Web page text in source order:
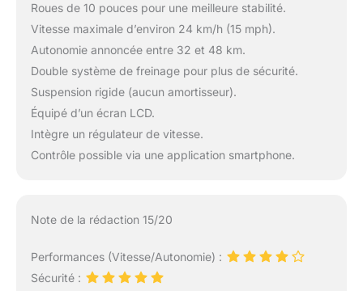
Roues de 10 pouces pour une meilleure stabilité.
Vitesse maximale d’environ 24 km/h (15 mph).
Autonomie annoncée entre 32 et 48 km.
Double système de freinage pour plus de sécurité.
Suspension rigide (aucun amortisseur).
Équipé d’un écran LCD.
Intègre un régulateur de vitesse.
Contrôle possible via une application smartphone.
Note de la rédaction 15/20
Performances (Vitesse/Autonomie) :
Sécurité :